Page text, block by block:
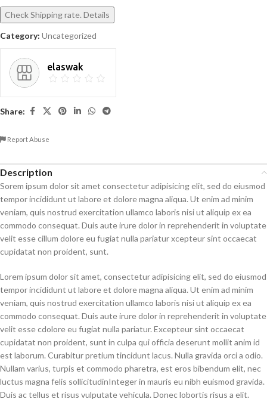
Check Shipping rate. Details
Category: Uncategorized
elaswak
Share:
Report Abuse
Description
Sorem ipsum dolor sit amet consectetur adipisicing elit, sed do eiusmod
tempor incididunt ut labore et dolore magna aliqua. Ut enim ad minim
veniam, quis nostrud exercitation ullamco laboris nisi ut aliquip ex ea
commodo consequat. Duis aute irure dolor in reprehenderit in voluptate
velit esse cillum dolore eu fugiat nulla pariatur xcepteur sint occaecat
cupidatat non proident, sunt.
Lorem ipsum dolor sit amet, consectetur adipisicing elit, sed do eiusmod
tempor incididunt ut labore et dolore magna aliqua. Ut enim ad minim
veniam, quis nostrud exercitation ullamco laboris nisi ut aliquip ex ea
commodo consequat. Duis aute irure dolor in reprehenderit in voluptate
velit esse cdolore eu fugiat nulla pariatur. Excepteur sint occaecat
cupidatat non proident, sunt in culpa qui officia deserunt mollit anim id
est laborum. Curabitur pretium tincidunt lacus. Nulla gravida orci a odio.
Nullam varius, turpis et commodo pharetra, est eros bibendum elit, nec
luctus magna felis sollicitudinInteger in mauris eu nibh euismod gravida.
Duis ac tellus et risus vulputate vehicula. Donec lobortis risus a elit.